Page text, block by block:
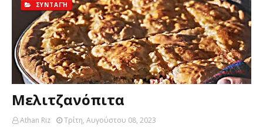
ΣΥΝΤΑΓΉ
Μελιτζανόπιτα
Athan Riz Τρίτη, Αυγούστου 08, 2023